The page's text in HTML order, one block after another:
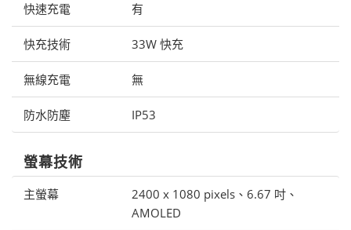
快速充電 有
快充技術 33W 快充
無線充電 無
防水防塵 IP53
螢幕技術
主螢幕
2400 x 1080 pixels、6.67 吋、
AMOLED